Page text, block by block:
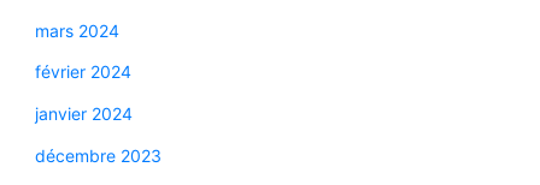
mars 2024
février 2024
janvier 2024
décembre 2023